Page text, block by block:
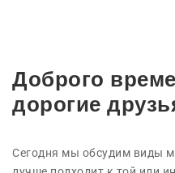
Доброго
дорогие
Сегодня мы обсудим виды